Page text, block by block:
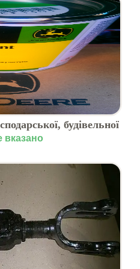
будівельної
техніки
вказано